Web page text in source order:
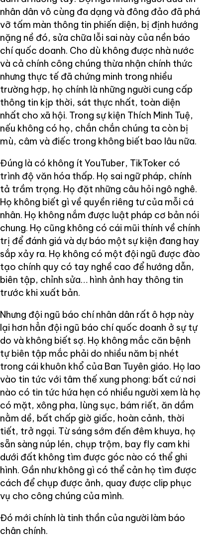
nhân dân vô cùng đa dạng và đông đảo đã phá
vỡ tấm màn thông tin phiến diện, bị định hướng
nặng nề đó, sửa chữa lỗi sai này của nền báo
chí quốc doanh. Cho dù không được nhà nước
và cả chính công chúng thừa nhận chính thức
nhưng thực tế đã chứng minh trong nhiều
trường hợp, họ chính là những người cung cấp
thông tin kịp thời, sát thực nhất, toàn diện
nhất cho xã hội. Trong sự kiện Thích Minh Tuệ,
nếu không có họ, chắn chắn chúng ta còn bị
mù, câm và điếc trong không biết bao lâu nữa.
Đúng là có không ít YouTuber, TikToker có
trình độ văn hóa thấp. Họ sai ngữ pháp, chính
tả trầm trọng. Họ đặt những câu hỏi ngô nghê.
Họ không biết gì về quyền riêng tư của mỗi cá
nhân. Họ không nắm được luật pháp cơ bản nói
chung. Họ cũng không có cái mũi thính về chính
trị để đánh giá và dự báo một sự kiện đang hay
sắp xảy ra. Họ không có một đội ngũ được đào
tạo chính quy có tay nghề cao để hướng dẫn,
biên tập, chỉnh sửa… hình ảnh hay thông tin
trước khi xuất bản.
Nhưng đội ngũ báo chí nhân dân rất ô hợp này
lại hơn hẳn đội ngũ báo chí quốc doanh ở sự tự
do và không biết sợ. Họ không mắc căn bệnh
tự biên tập mắc phải do nhiều năm bị nhét
trong cái khuôn khổ của Ban Tuyên giáo. Họ lao
vào tin tức với tâm thế xung phong: bất cứ nơi
nào có tin tức hứa hẹn có nhiều người xem là họ
có mặt, xông pha, lùng sục, bám riết, ăn dầm
nằm dề, bất chấp giờ giấc, hoàn cảnh, thời
tiết, trở ngại. Từ sáng sớm đến đêm khuya, họ
sẵn sàng núp lén, chụp trộm, bay fly cam khi
dưới đất không tìm được góc nào có thể ghi
hình. Gần như không gì có thể cản họ tìm được
cách để chụp được ảnh, quay được clip phục
vụ cho công chúng của mình.
Đó mới chính là tinh thần của người làm báo
chân chính.